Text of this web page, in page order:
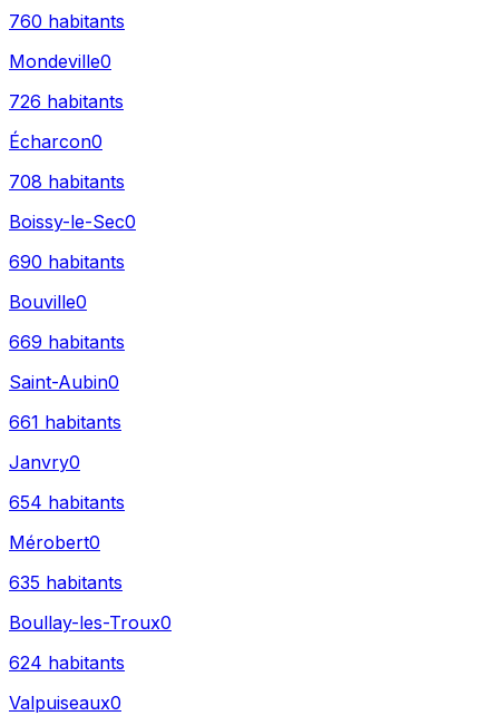
760 habitants
Mondeville0
726 habitants
Écharcon0
708 habitants
Boissy-le-Sec0
690 habitants
Bouville0
669 habitants
Saint-Aubin0
661 habitants
Janvry0
654 habitants
Mérobert0
635 habitants
Boullay-les-Troux0
624 habitants
Valpuiseaux0